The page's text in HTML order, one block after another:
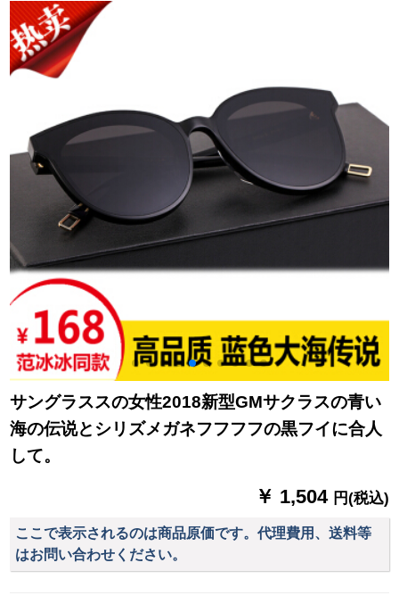
ーG 0 RB 3689
906447ゴアドレン58
サングラススの女性2018新型GMサクラスの青い
海の伝说とシリズメガネフフフフの黒フイに合人
して。
￥ 1,504 円(税込)
ここで表示されるのは商品原価です。代理費用、送料等
はお問い合わせください。